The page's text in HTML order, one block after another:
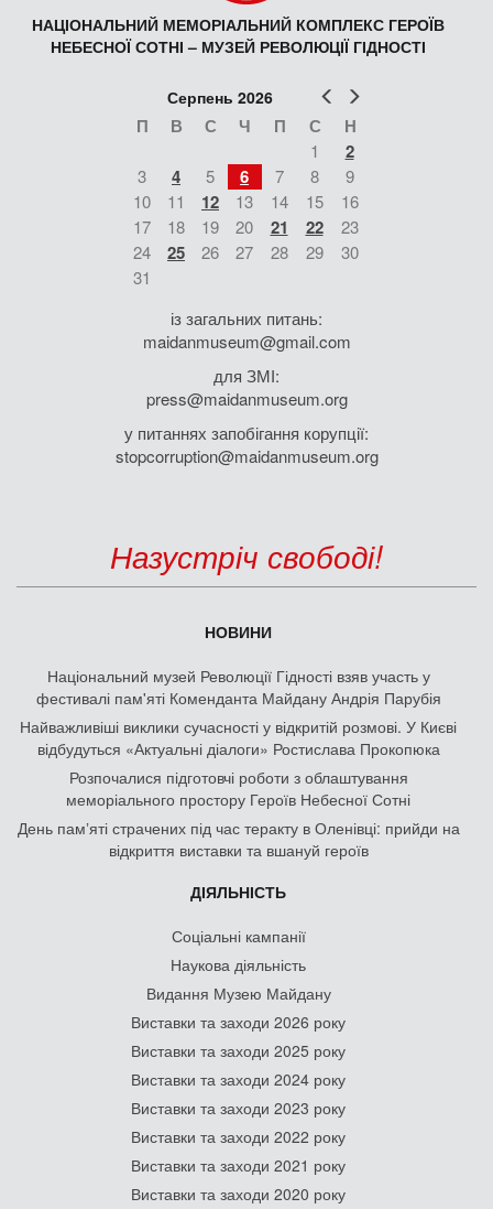
НАЦІОНАЛЬНИЙ МЕМОРІАЛЬНИЙ КОМПЛЕКС ГЕРОЇВ
НЕБЕСНОЇ СОТНІ – МУЗЕЙ РЕВОЛЮЦІЇ ГІДНОСТІ
Попер
Серпень 2026
П В С Ч П С Н
1 2
3 4 5 6 7 8
9
10
11 12 13 14 15
16
17
18 19 20 21 22
23
24
25 26 27 28 29
30
31
із загальних питань:
maidanmuseum@gmail.com
для ЗМІ:
press@maidanmuseum.org
у питаннях запобігання корупції:
stopcorruption@maidanmuseum.org
Назустріч свободі!
НОВИНИ
Національний музей Революції Гідності взяв участь у
фестивалі пам'яті Коменданта Майдану Андрія Парубія
Найважливіші виклики сучасності у відкритій розмові. У Києві
відбудуться «Актуальні діалоги» Ростислава Прокопюка
Розпочалися підготовчі роботи з облаштування
меморіального простору Героїв Небесної Сотні
День памʼяті страчених під час теракту в Оленівці: прийди на
відкриття виставки та вшануй героїв
ДІЯЛЬНІСТЬ
Соціальні кампанії
Наукова діяльність
Видання Музею Майдану
Виставки та заходи 2026 року
Виставки та заходи 2025 року
Виставки та заходи 2024 року
Виставки та заходи 2023 року
Виставки та заходи 2022 року
Виставки та заходи 2021 року
Виставки та заходи 2020 року